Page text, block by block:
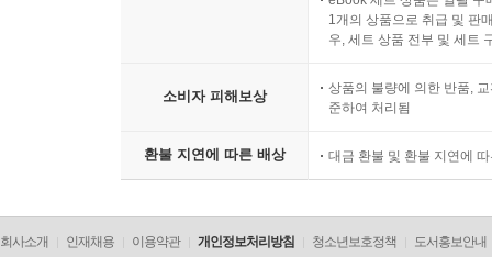
1개의 상품으로 취급 및 판
우, 세트 상품 전부 및 세트
소비자 피해보상
상품의 불량에 의한 반품,
준하여 처리됨
환불 지연에 따른 배상 대금 환불 및 환불 지연에
회사소개 인재채용 이용약관 개인정보처리방침 청소년보호정책 도서홍보안내